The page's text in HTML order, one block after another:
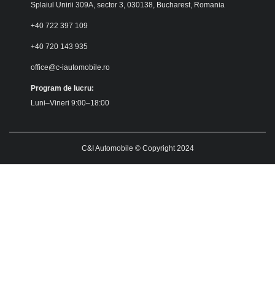
Splaiul Unirii 309A, sector 3, 030138, Bucharest, Romania
+40 722 397 109
+40 720 143 935
office@c-iautomobile.ro
Program de lucru:
Luni–Vineri 9:00–18:00
C&I Automobile © Copyright 2024